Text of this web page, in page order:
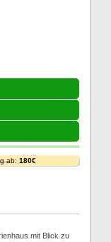
ab: 180€
mit Blick zu